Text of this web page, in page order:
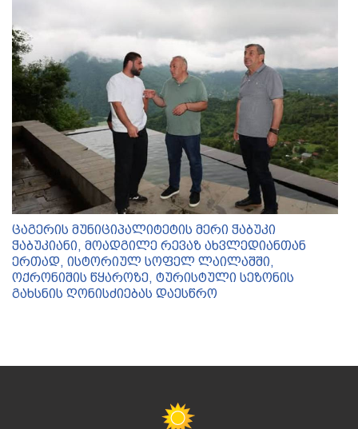
ცაგერის მუნიციპალიტეტის მერი ჭაბუკი
ჭაბუკიანი, მოადგილე რევაზ ახვლედიანთან
ერთად, ისტორიულ სოფელ ლაილაშში,
ოქრონიშის წყაროზე, ტურისტული სეზონის
გახსნის ღონისძიებას დაესწრო